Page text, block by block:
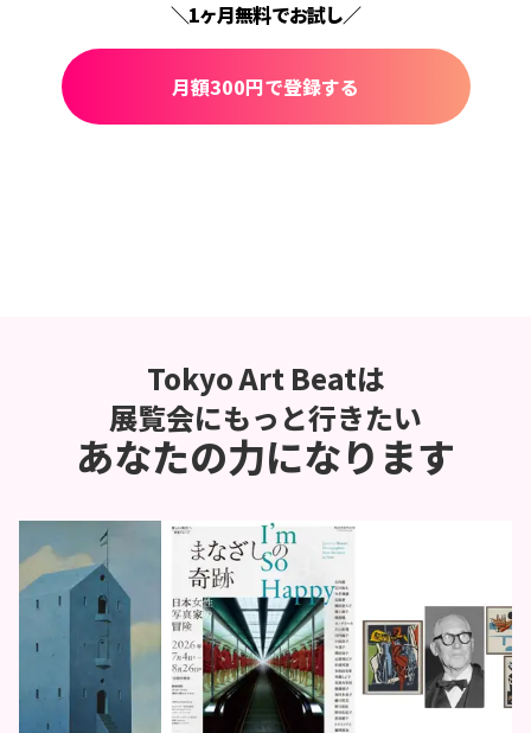
＼1ヶ月無料でお試し／
月額300円で登録する
Tokyo Art Beatは
展覧会にもっと行きたい
あなたの力になります